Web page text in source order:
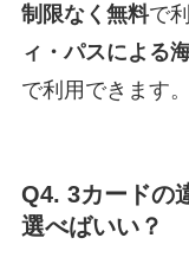
制限なく無料で
ィ・パスによる
で利用できます。
Q4. 3カードの
選べばいい？